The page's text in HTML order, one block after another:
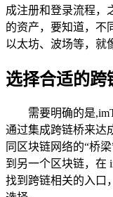
成注册和登录流程，
的资产，要知道，不
以太坊、波场等，就
选择合适的跨
需要明确的是
通过集成跨链桥来达
同区块链网络的“桥
到另一个区块链，在
找到跨链相关的入口